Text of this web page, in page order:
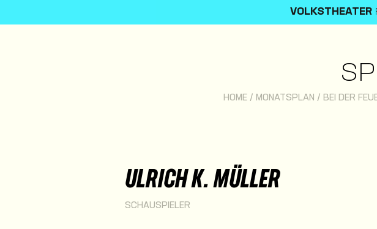
VOLKSTHEATER
HOME / MONATSPLAN / BEI DER
ULRICH K. MÜLLER
SCHAUSPIELER